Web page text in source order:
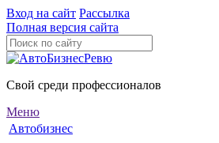
Вход на сайт Рассылка
Полная версия сайта
Свой среди профессионалов
Меню
Автобизнес